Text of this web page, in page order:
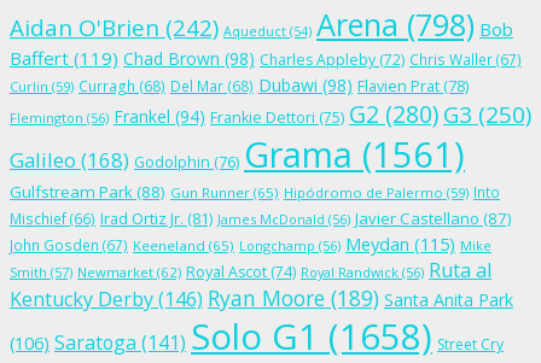
Aidan O'Brien (242) Aqueduct (54) Arena (798) Bob
Baffert (119) Chad Brown (98) Charles Appleby (72) Chris Waller(67)
Curlin (59) Curragh (68) Del Mar (68) Dubawi (98) Flavien Prat (78)
Flemington (56) Frankel (94) Frankie Dettori (75) G2 (280)G3 (250)
Galileo (168) Godolphin (76) Grama (1561)
Gulfstream Park(88) Gun Runner (65) Hipódromo de Palermo (59) Into
Mischief(66) Irad Ortiz Jr. (81) James McDonald (56) Javier Castellano (87)
John Gosden (67) Keeneland (65) Longchamp (56) Meydan (115) Mike
Smith (57) Newmarket (62) Royal Ascot (74) Royal Randwick (56) Ruta al
Kentucky Derby(146) Ryan Moore (189) Santa Anita Park
(106) Saratoga (141) Solo G1 (1658) Street Cry